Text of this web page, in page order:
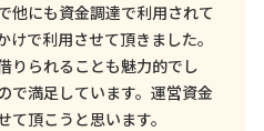
他にも資金調達で利用されて
で利用させて頂きました。
りられることも魅力的でし
で満足しています。運営資金
頂こうと思います。